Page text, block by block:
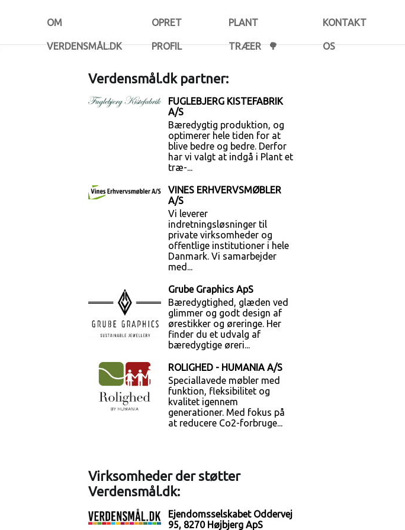
OM
VERDENSMÅL.DK
OPRET
PROFIL
PLANT
TRÆER 🌳
KONTAKT
OS
Verdensmål.dk partner:
FUGLEBJERG KISTEFABRIK
A/S
Bæredygtig produktion, og
optimerer hele tiden for at
blive bedre og bedre. Derfor
har vi valgt at indgå i Plant et
træ-...
VINES ERHVERVSMØBLER
A/S
Vi leverer
indretningsløsninger til
private virksomheder og
offentlige institutioner i hele
Danmark. Vi samarbejder
med...
Grube Graphics ApS
Bæredygtighed, glæden ved
glimmer og godt design af
ørestikker og øreringe. Her
finder du et udvalg af
bæredygtige øreri...
ROLIGHED - HUMANIA A/S
Speciallavede møbler med
funktion, fleksibilitet og
kvalitet igennem
generationer. Med fokus på
at reducere Co2-forbruge...
Virksomheder der støtter
Verdensmål.dk:
Ejendomsselskabet Oddervej
95, 8270 Højbjerg ApS